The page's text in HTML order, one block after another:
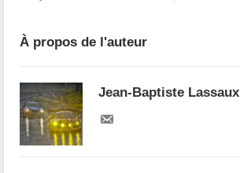
À propos de l'auteur
Jean-Baptiste Lassaux